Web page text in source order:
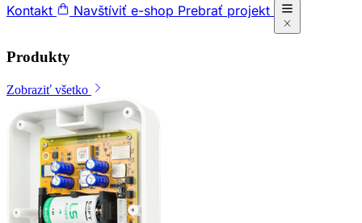
Kontakt
Navštíviť e-shop Prebrať projekt
Produkty
Zobraziť všetko